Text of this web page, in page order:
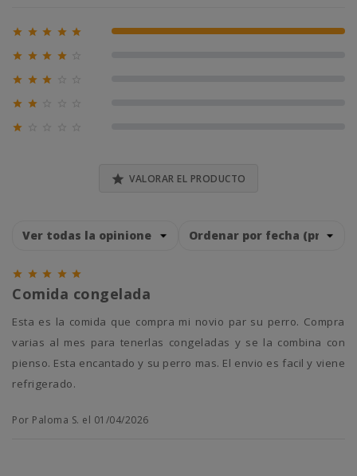
     100% (1)
   
  
 

 VALORAR EL PRODUCTO
    
Comida congelada
Esta es la comida que compra mi novio par su perro. Compra
varias al mes para tenerlas congeladas y se la combina con
pienso. Esta encantado y su perro mas. El envio es facil y viene
refrigerado.
Por Paloma S. el 01/04/2026